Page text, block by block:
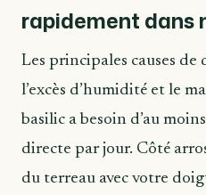
rapidement dans
Les principales causes de
l’excès d’humidité et le
basilic a besoin d’au
directe par jour. Côté
du terreau avec votre